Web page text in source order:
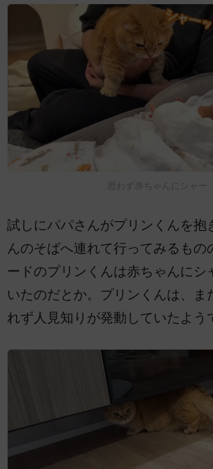
思わず赤ちゃんにシャー
試しにパパさんがプリンくんを抱
んのそばへ連れて行ってみるもの
ードのプリンくんは赤ちゃんにシ
いたのだとか。プリンくんは、ま
れず人見知りが発動していたよう